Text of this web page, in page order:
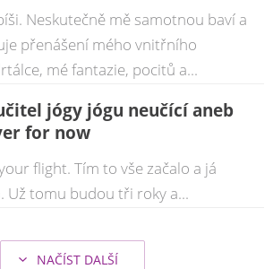
Neskutečně mě samotnou baví a
přenášení mého vnitřního
mé fantazie, pocitů a...
jógy jógu neučící aneb
for now
flight. Tím to vše začalo a já
Už tomu budou tři roky a...
NAČÍST DALŠÍ